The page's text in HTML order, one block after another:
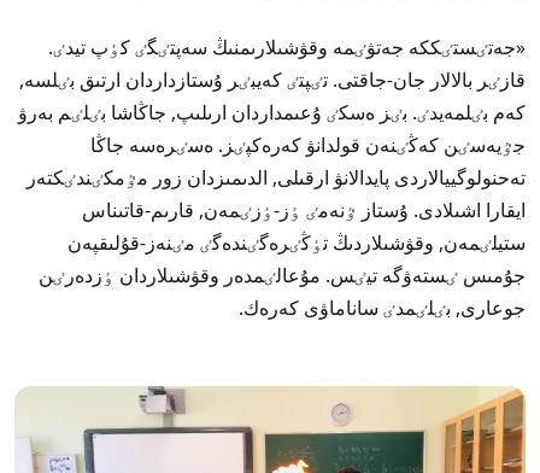
«جەتٸستٸككە جەتۋٸمە وقۋشىلارىمنىڭ سەپتٸگٸ كٶپ تيدٸ.
قازٸر بالالار جان-جاقتى. تٸپتٸ كەيبٸر ۇستازداردان ارتىق بٸلسە,
كەم بٸلمەيدٸ. بٸز ەسكٸ ۇعىمداردان ارىلىپ, جاڭاشا بٸلٸم بەرۋ
جٷيەسٸن كەڭٸنەن قولدانۋ كەرەكپٸز. ەسٸرەسە جاڭا
تەحنولوگييالاردى پايدالانۋ ارقىلى, الدىمىزدان زور مٷمكٸندٸكتەر
ايقارا اشىلادى. ۇستاز ٷنەمٸ ٶز-ٶزٸمەن, قارىم-قاتىناس
ستيلٸمەن, وقۋشىلاردىڭ تٶڭٸرەگٸندەگٸ مٸنەز-قۇلىقپەن
جۇمىس ٸستەۋگە تيٸس. مۇعالٸمدەر وقۋشىلاردان ٶزدەرٸن
جوعارى, بٸلٸمدٸ ساناماۋى كەرەك.